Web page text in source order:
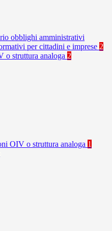
obblighi amministrativi
per cittadini e imprese 2
o struttura analoga 2
OIV o struttura analoga 1